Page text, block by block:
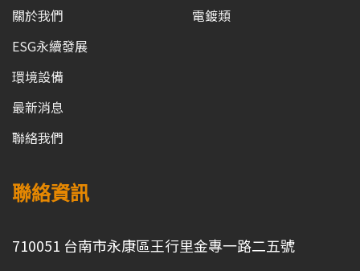
關於我們
ESG永續發展
環境設備
最新消息
聯絡我們
電鍍類
聯絡資訊
710051 台南市永康區王行里金專一路二五號